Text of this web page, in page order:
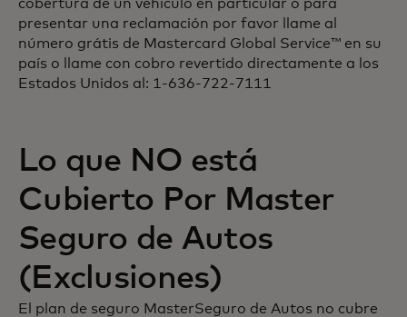
cobertura de un vehículo en particular o para
presentar una reclamación por favor llame al
número grátis de Mastercard Global Service™ en su
país o llame con cobro revertido directamente a los
Estados Unidos al: 1-636-722-7111
Lo que NO está
Cubierto Por Master
Seguro de Autos
(Exclusiones)
El plan de seguro MasterSeguro de Autos no cubre